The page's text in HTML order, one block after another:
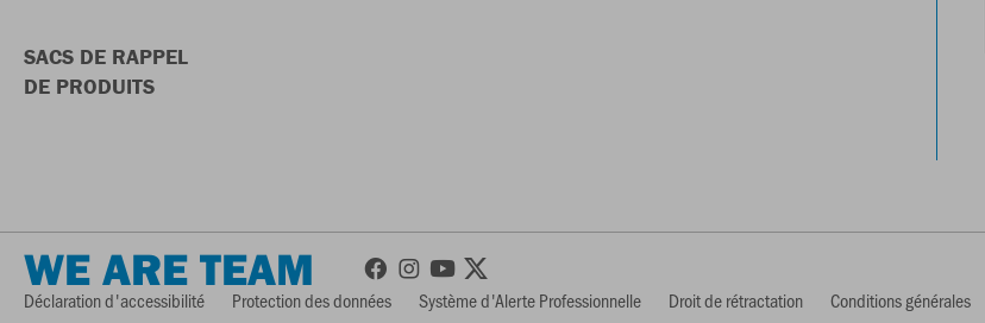
SACS DE RAPPEL
DE PRODUITS
WE ARE TEAM
Déclaration d'accessibilité Protection des données Système d'Alerte Professionnelle Droit de rétractation Conditions générales